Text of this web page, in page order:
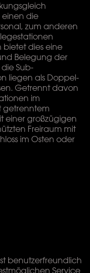
einen die
zum anderen
bietet dies eine
Belegung der
Sub-
liegen als Doppel-
Getrennt davon
im
getrenntem
einer großzügigen
Freiraum mit
im Osten oder
benutzerfreundlich
Service